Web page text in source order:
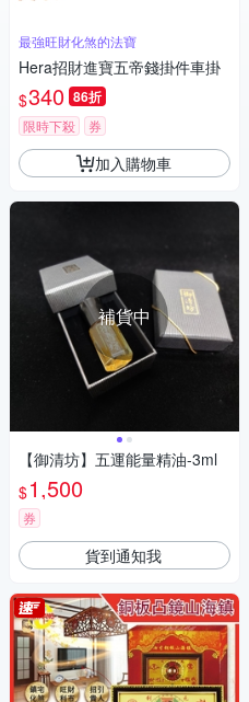
最強旺財化煞的法寶
Hera招財進寶五帝錢掛件車掛
$340 86折
限時下殺 券
加入購物車
補貨中
【御清坊】五運能量精油-3ml
$1,500
券
貨到通知我